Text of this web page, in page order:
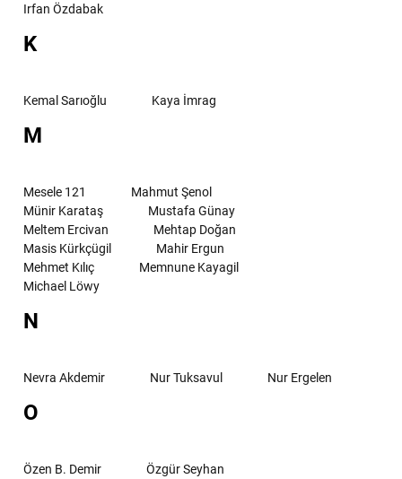
Irfan Özdabak
K
Kemal Sarıoğlu Kaya İmrag
M
Mesele 121
Mahmut Şenol
Münir Karataş
Mustafa Günay
Meltem Ercivan
Mehtap Doğan
Masis Kürkçügil
Mahir Ergun
Mehmet Kılıç
Memnune Kayagil
Michael Löwy
N
Nevra Akdemir Nur Tuksavul Nur Ergelen
O
Özen B. Demir
Özgür Seyhan